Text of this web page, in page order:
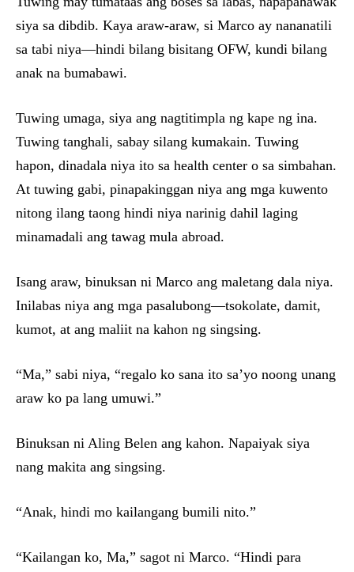
siya sa dibdib. Kaya araw-araw, si Marco ay nananatili
sa tabi niya—hindi bilang bisitang OFW, kundi bilang
anak na bumabawi.
Tuwing umaga, siya ang nagtitimpla ng kape ng ina.
Tuwing tanghali, sabay silang kumakain. Tuwing
hapon, dinadala niya ito sa health center o sa simbahan.
At tuwing gabi, pinapakinggan niya ang mga kuwento
nitong ilang taong hindi niya narinig dahil laging
minamadali ang tawag mula abroad.
Isang araw, binuksan ni Marco ang maletang dala niya.
Inilabas niya ang mga pasalubong—tsokolate, damit,
kumot, at ang maliit na kahon ng singsing.
“Ma,” sabi niya, “regalo ko sana ito sa’yo noong unang
araw ko pa lang umuwi.”
Binuksan ni Aling Belen ang kahon. Napaiyak siya
nang makita ang singsing.
“Anak, hindi mo kailangang bumili nito.”
“Kailangan ko, Ma,” sagot ni Marco. “Hindi para